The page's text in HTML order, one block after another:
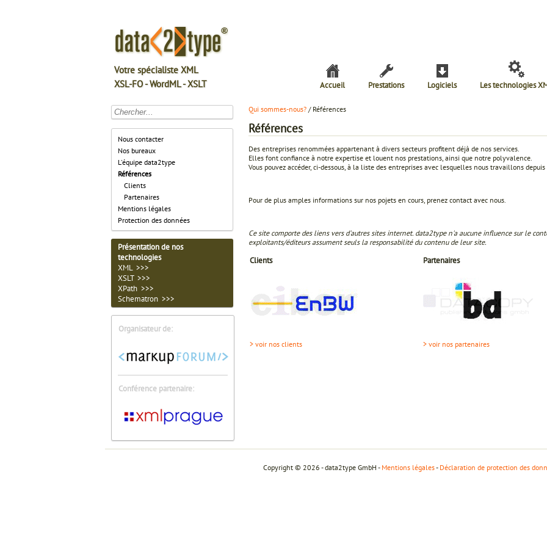
Votre spécialiste XML
XSL-FO - WordML - XSLT
Accueil Prestations Logiciels Les technologies
Nous contacter
Nos bureaux
L'équipe data2type
Références
Clients
Partenaires
Mentions légales
Protection des données
Présentation de nos
technologies
XML >>>
XSLT >>>
XPath >>>
Schematron >>>
Organisateur de:
Conférence partenaire:
Qui sommes-nous? / Références
Références
Des entreprises renommées appartenant à divers secteurs profitent déjà de nos services.
Elles font confiance à notre expertise et louent nos prestations, ainsi que notre polyvalence.
Vous pouvez accéder, ci-dessous, à la liste des entreprises avec lesquelles nous travaillons
Pour de plus amples informations sur nos pojets en cours, prenez contact avec nous.
Ce site comporte des liens vers d'autres sites internet. data2type n'a aucune influence sur le
exploitants/éditeurs assument seuls la responsabilité du contenu de leur site.
Clients Partenaires
> voir nos clients > voir nos partenaires
Copyright © 2026 - data2type GmbH - Mentions légales- Déclaration de protection des